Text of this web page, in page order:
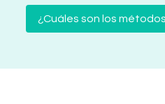
¿Cuáles son los